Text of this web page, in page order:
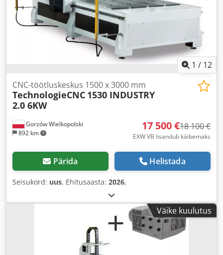
1 / 12
Gorzów Wielkopolski
892 km
CNC-töötluskeskus 1500 x 3000 mm
TechnologieCNC 1530 INDUSTRY
2.0 6KW
17 500 €18 100 €
EXW VB lisandub käibemaks
Pärida Helistada
Seisukord: uus, Ehitusaasta: 2026,
Väike kuulutus